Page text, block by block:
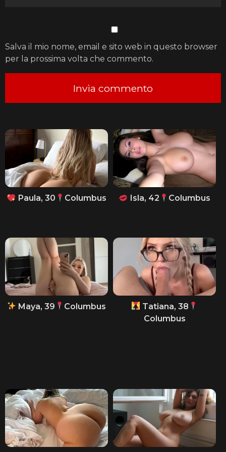
Salva il mio nome, email e sito web in questo browser
per la prossima volta che commento.
Paula, 30 Columbus Isla, 42 Columbus
Maya, 39 Columbus
Tatiana, 38
Columbus